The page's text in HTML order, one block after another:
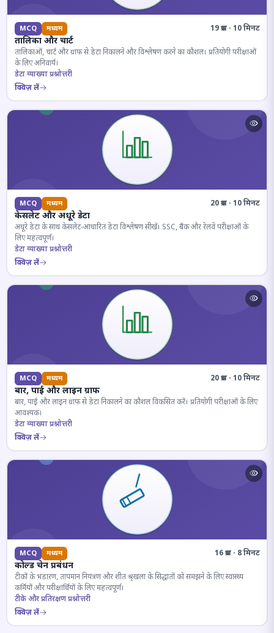
MCQ मध्यम 19 प्रश्न · 10 मिनट
तालिका और चार्ट
तालिकाओं, चार्ट और ग्राफ से डेटा निकालने और विश्लेषण करने का कौशल। प्रतियोगी परीक्षाओं
के लिए अनिवार्य।
डेटा व्याख्या प्रश्नोत्तरी
क्विज़ लें
MCQ मध्यम 20 प्रश्न · 10 मिनट
केसलेट और अधूरे डेटा
अधूरे डेटा के साथ केसलेट-आधारित डेटा विश्लेषण सीखें। SSC, बैंक और रेलवे परीक्षाओं के
लिए महत्वपूर्ण।
डेटा व्याख्या प्रश्नोत्तरी
क्विज़ लें
MCQ मध्यम 20 प्रश्न · 10 मिनट
बार, पाई और लाइन ग्राफ
बार, पाई और लाइन ग्राफ से डेटा निकालने का कौशल विकसित करें। प्रतियोगी परीक्षाओं के लिए
आवश्यक।
डेटा व्याख्या प्रश्नोत्तरी
क्विज़ लें
MCQ मध्यम 16 प्रश्न · 8 मिनट
कोल्ड चेन प्रबंधन
टीकों के भंडारण, तापमान नियंत्रण और शीत श्रृंखला के सिद्धांतों को समझने के लिए स्वास्थ्य
कर्मियों और परीक्षार्थियों के लिए महत्वपूर्ण।
टीके और प्रतिरक्षण प्रश्नोत्तरी
क्विज़ लें